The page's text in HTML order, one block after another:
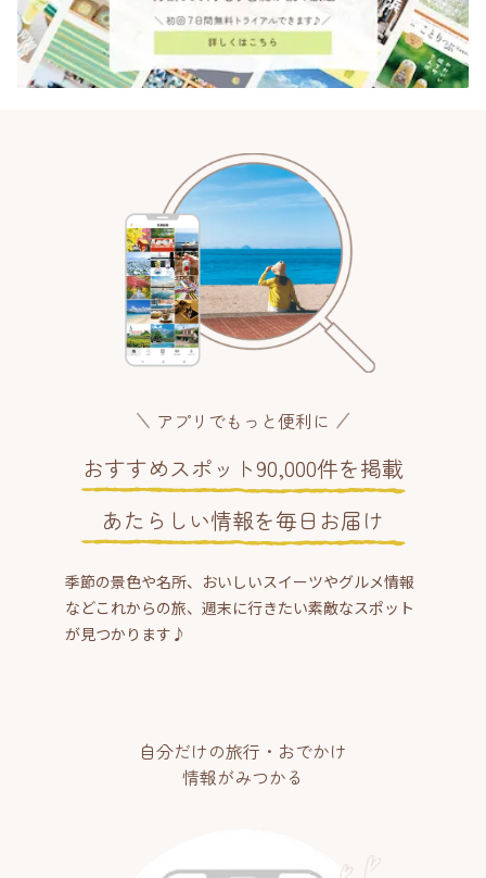
アプリでもっと便利に
おすすめスポット90,000件を掲載
あたらしい情報を毎日お届け
季節の景色や名所、おいしいスイーツやグルメ情報
などこれからの旅、週末に行きたい素敵なスポット
が見つかります♪
自分だけの旅行・おでかけ
情報がみつかる